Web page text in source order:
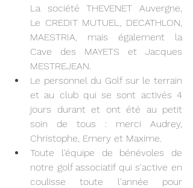
La société THEVENET Auvergne,
Le CREDIT MUTUEL, DECATHLON,
MAESTRIA, mais également la
Cave des MAYETS et Jacques
MESTREJEAN.
Le personnel du Golf sur le terrain
et au club qui se sont activés 4
jours durant et ont été au petit
soin de tous : merci Audrey,
Christophe, Emery et Maxime.
Toute l'équipe de bénévoles de
notre golf associatif qui s'active en
coulisse toute l'année pour